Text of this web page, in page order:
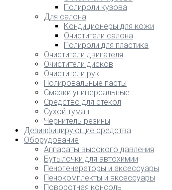
Полироли кузова
Для салона
Кондиционеры для кожи
Очистители салона
Полироли для пластика
Очистители двигателя
Очистители дисков
Очистители рук
Полировальные пасты
Смазки универсальные
Средство для стекол
Сухой туман
Чернитель резины
Дезинфицирующие средства
Оборудование
Аппараты высокого давления
Бутылочки для автохимии
Пеногенераторы и аксессуары
Пенокомплекты и аксессуары
Поворотная консоль